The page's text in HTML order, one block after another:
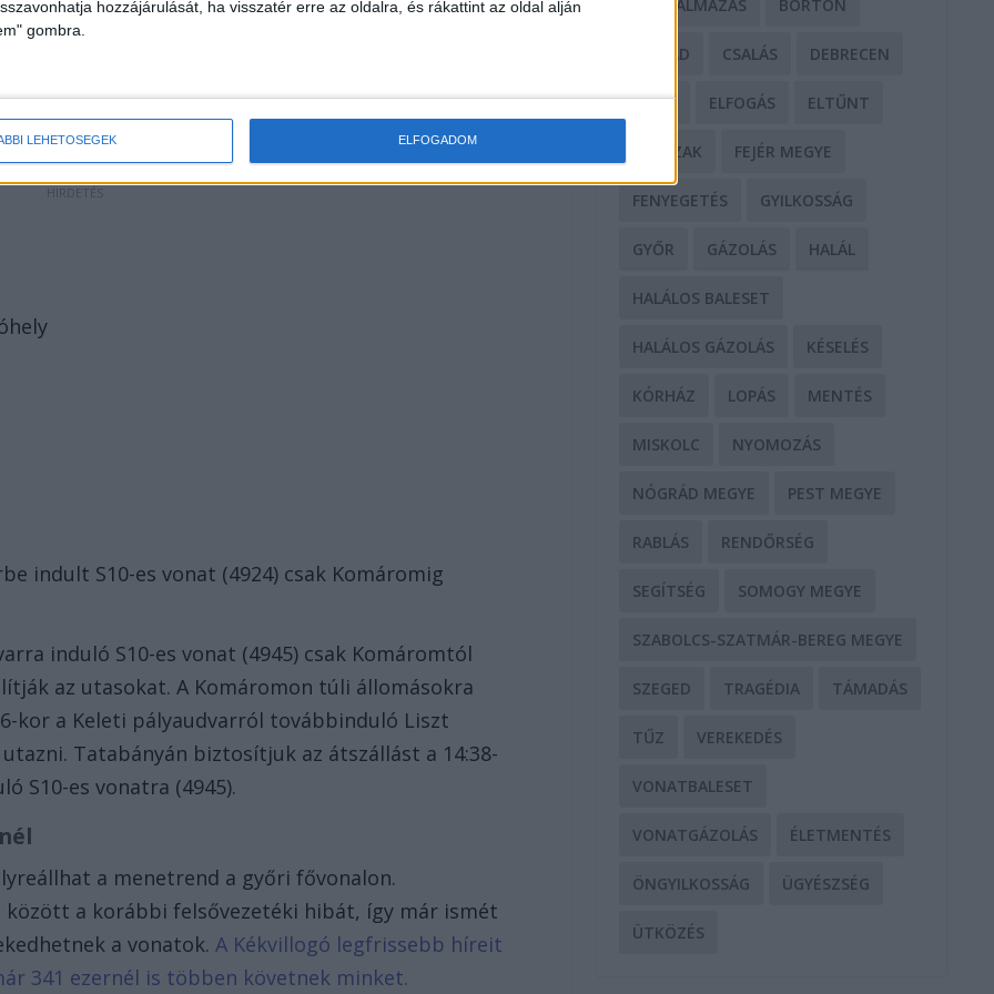
hozzájárulását, ha visszatér erre az oldalra, és rákattint az oldal alján
gombra.
LEHETŐSÉGEK ELFOGADOM
szerint Oroszlány és Tatabánya
VOLÁN járatokkal utazhatnak,
is.
indult S10-es vonat (4924) csak Komáromig
induló S10-es vonat (4945) csak Komáromtól
az utasokat. A Komáromon túli állomásokra
kor a Keleti pályaudvarról továbbinduló Liszt
utazni. Tatabányán biztosítjuk az átszállást a 14:38-
S10-es vonatra (4945).
a menetrend a győri fővonalon.
a korábbi felsővezetéki hibát, így már ismét
a vonatok.A Kékvillogó legfrissebb híreit
341 ezernél is többen követnek minket.
BÁNTALMAZÁS BÖRTÖN
CSALÁD CSALÁS DEBRECEN
DROG ELFOGÁS ELTŰNT
ERŐSZAK FEJÉR MEGYE
FENYEGETÉS GYILKOSSÁG
GYŐR GÁZOLÁS HALÁL
HALÁLOS BALESET
HALÁLOS GÁZOLÁS KÉSELÉS
KÓRHÁZ LOPÁS MENTÉS
MISKOLC NYOMOZÁS
NÓGRÁD MEGYE PEST MEGYE
RABLÁS RENDŐRSÉG
SEGÍTSÉG SOMOGY MEGYE
SZABOLCS-SZATMÁR-BEREG MEGYE
SZEGED TRAGÉDIA TÁMADÁS
TŰZ VEREKEDÉS
VONATBALESET
VONATGÁZOLÁS ÉLETMENTÉS
ÖNGYILKOSSÁG ÜGYÉSZSÉG
ÜTKÖZÉS